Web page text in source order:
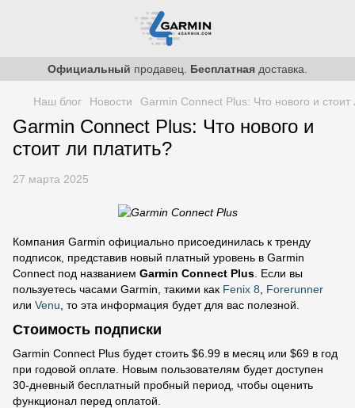
Официальный продавец. Бесплатная доставка.
Наш блог Новости Garmin Connect Plus: Что нового и стоит
Garmin Connect Plus: Что нового и
стоит ли платить?
27 марта 2025
Компания Garmin официально присоединилась к тренду
подписок, представив новый платный уровень в Garmin
Connect под названием Garmin Connect Plus . Если вы
пользуетесь часами Garmin, такими как Fenix 8
Forerunner
или Venu , то эта информация будет для вас полезной.
Стоимость подписки
Garmin Connect Plus будет стоить $6.99 в месяц или $69 в год
при годовой оплате. Новым пользователям будет доступен
30-дневный бесплатный пробный период, чтобы оценить
функционал перед оплатой.